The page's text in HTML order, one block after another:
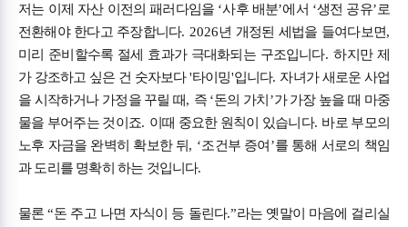
저는 이제 자산 이전의 패러다임을 ‘사후 배분’에서 ‘생전 공유’로
전환해야 한다고 주장합니다. 2026년 개정된 세법을 들여다보면,
미리 준비할수록 절세 효과가 극대화되는 구조입니다.하지만 제
가 강조하고 싶은 건 숫자보다'타이밍'입니다. 자녀가 새로운 사업
을 시작하거나 가정을 꾸릴 때, 즉 ‘돈의 가치’가 가장 높을 때 마중
물을 부어주는 것이죠. 이때 중요한 원칙이 있습니다. 바로 부모의
노후 자금을 완벽히 확보한 뒤, ‘조건부 증여’를 통해 서로의 책임
과 도리를 명확히 하는 것입니다.
물론“돈 주고 나면 자식이 등 돌린다.”라는 옛말이 마음에 걸리실